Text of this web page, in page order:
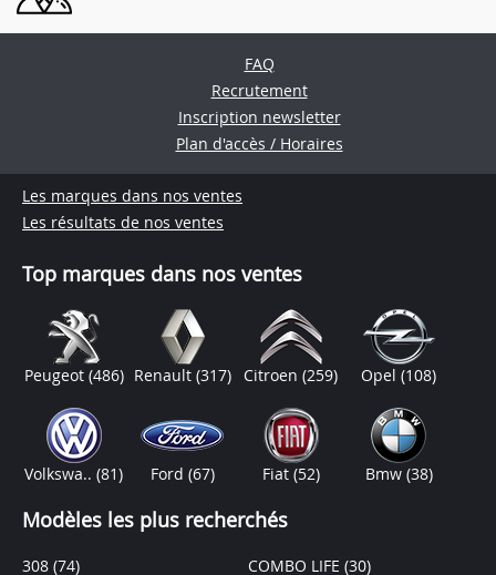
FAQ
Recrutement
Inscription newsletter
Plan d'accès / Horaires
Les marques dans nos ventes
Les résultats de nos ventes
Top marques dans nos ventes
Peugeot (486) Renault (317) Citroen(259) Opel(108)
Volkswa..(81) Ford (67) Fiat (52) Bmw (38)
Modèles les plus recherchés
308 (74) COMBO LIFE (30)